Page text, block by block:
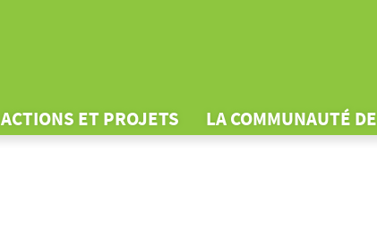
ACTIONS ET PROJETS LA COMMUNAUTÉ